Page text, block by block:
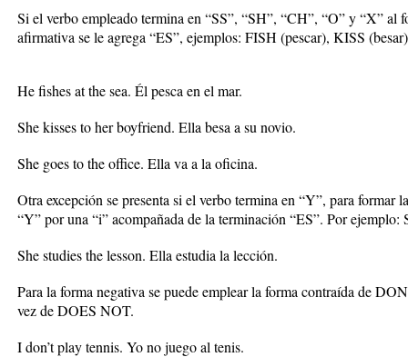
Si el verbo empleado termina en “SS”, “SH”, “CH”, “O” y “X” al
afirmativa se le agrega “ES”, ejemplos: FISH (pescar), KISS
He fishes at the sea. Él pesca en el mar.
She kisses to her boyfriend. Ella besa a su novio.
She goes to the office. Ella va a la oficina.
Otra excepción se presenta si el verbo termina en “Y”, para formar
“Y” por una “i” acompañada de la terminación “ES”. Por
She studies the lesson. Ella estudia la lección.
Para la forma negativa se puede emplear la forma contraída de
vez de DOES NOT.
I don’t play tennis. Yo no juego al tenis.